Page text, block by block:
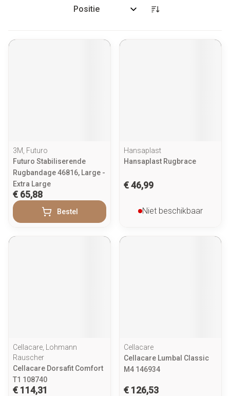
Sorteer op:
3M, Futuro
Futuro Stabiliserende
Rugbandage 46816, Large -
Extra Large
€ 65,88
Bestel
Hansaplast
Hansaplast Rugbrace
€ 46,99
Niet beschikbaar
Cellacare, Lohmann
Rauscher
Cellacare Dorsafit Comfort
T1 108740
€ 114,31
Cellacare
Cellacare Lumbal Classic
M4 146934
€ 126,53